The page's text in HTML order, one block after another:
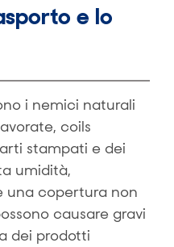
e lo
i nemici naturali
coils
stampati e dei
umidità,
una copertura non
causare gravi
dei prodotti